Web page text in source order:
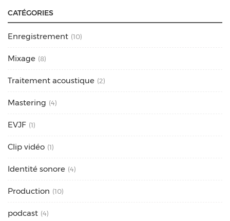
CATÉGORIES
Enregistrement (10)
Mixage (8)
Traitement acoustique (2)
Mastering (4)
EVJF (1)
Clip vidéo (1)
Identité sonore (4)
Production (10)
podcast (4)